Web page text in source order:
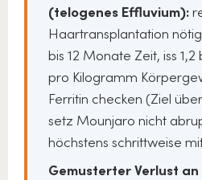
(telogenes Effluvium):
Haartransplantation
bis 12 Monate Zeit, iss 1,2
pro Kilogramm
Ferritin checken (Ziel
setz Mounjaro nicht
höchstens schrittweise
Gemusterter Verlust an